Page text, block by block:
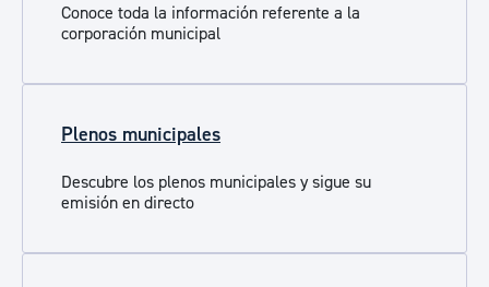
Conoce toda la información referente a la
corporación municipal
Plenos municipales
Descubre los plenos municipales y sigue su
emisión en directo